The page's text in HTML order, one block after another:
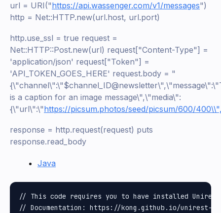
url = URI("https://api.wassenger.com/v1/messages")
http = Net::HTTP.new(url.host, url.port)
http.use_ssl = true request =
Net::HTTP::Post.new(url) request["Content-Type"] =
'application/json' request["Token"] =
'API_TOKEN_GOES_HERE' request.body = "
is a caption for an image message\",\"media\":
{\"url\":\"https://picsum.photos/seed/picsum/600/
response = http.request(request) puts
response.read_body
Java
// This code requires you to have installed Unirest
// Documentation: https://kong.github.io/unirest-